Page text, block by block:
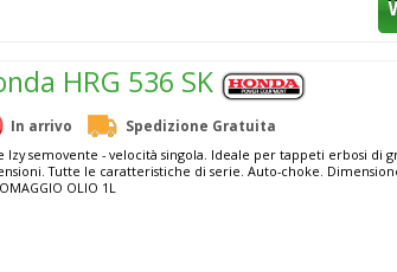
HRG 536 SK
In arrivo
Spedizione Gratuita
Izy semovente - velocità singola. Ideale per tappeti erbosi di
Tutte le caratteristiche di serie. Auto-choke.
OLIO 1L